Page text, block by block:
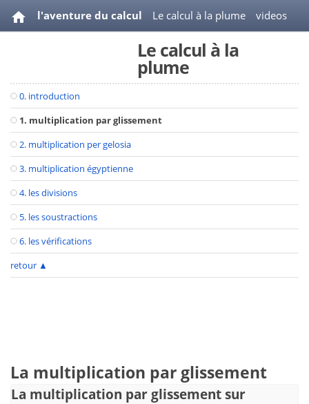
l'aventure du calcul Le calcul à la plume videos
Le calcul à la
plume
0. introduction
1. multiplication par glissement
2. multiplication per gelosia
3. multiplication égyptienne
4. les divisions
5. les soustractions
6. les vérifications
retour ▲
La multiplication par glissement
La multiplication par glissement sur